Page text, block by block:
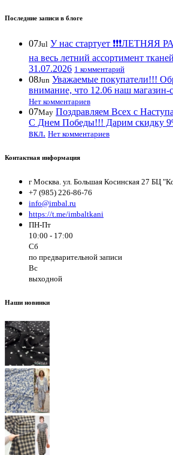
Последние записи в блоге
07Jul У нас стартует ❗️❗️❗️ЛЕТНЯЯ
на весь летний ассортимент
31.07.2026 1 комментарий
08Jun Уважаемые покупатели!!!
внимание, что 12.06 наш магазин-
Нет комментариев
07May Поздравляем Всех с
С Днем Победы!!! Дарим скидку
вкл. Нет комментариев
Контактная информация
г Москва. ул. Большая Косинская 27 БЦ
+7 (985) 226-86-76
info@imbal.ru
https://t.me/imbaltkani
ПН-Пт
10:00 - 17:00
Сб
по предварительной записи
Вс
выходной
Наши новинки